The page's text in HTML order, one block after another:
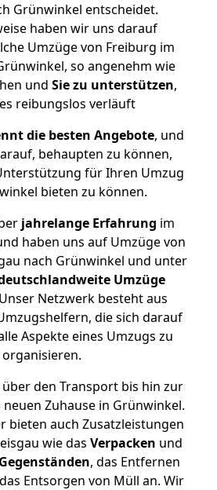
Grünwinkel entscheidet.
haben wir uns darauf
Umzüge von Freiburg im
so angenehm wie
und Sie zu unterstützen,
reibungslos verläuft
die besten Angebote, und
behaupten zu können,
für Ihren Umzug
bieten zu können.
jahrelange Erfahrung im
haben uns auf Umzüge von
nach Grünwinkel und unter
Umzüge
Unser Netzwerk besteht aus
die sich darauf
Aspekte eines Umzugs zu
organisieren.
den Transport bis hin zur
Zuhause in Grünwinkel.
bieten auch Zusatzleistungen
wie das Verpacken und
Gegenständen, das Entfernen
Entsorgen von Müll an. Wir